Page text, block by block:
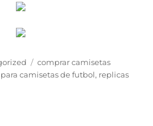
Etiquetas
comprar camisetas
camisetas de futbol, replicas